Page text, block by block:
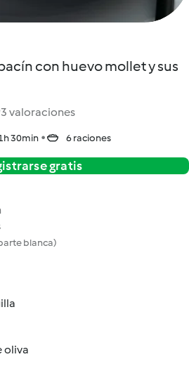
con huevo mollet y sus
valoraciones
30min 6 raciones
gratis
blanca)
oliva